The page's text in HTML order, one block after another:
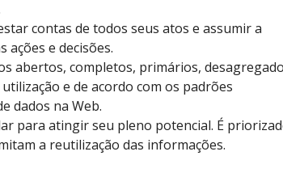
contas de todos seus atos e assumir a
ações e decisões.
abertos, completos, primários,
e de acordo com os padrões
dados na Web.
para atingir seu pleno potencial. É
a reutilização das informações.